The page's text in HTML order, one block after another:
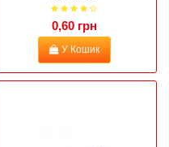
0,60 грн
У Кошик